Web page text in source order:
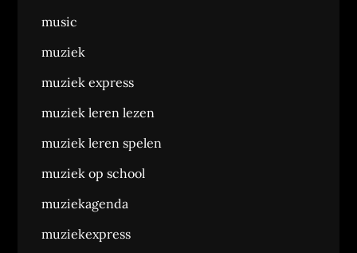
music
muziek
muziek express
muziek leren lezen
muziek leren spelen
muziek op school
muziekagenda
muziekexpress